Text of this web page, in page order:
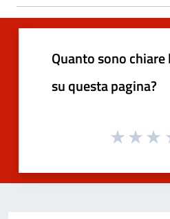
Quanto sono
su questa pagina?